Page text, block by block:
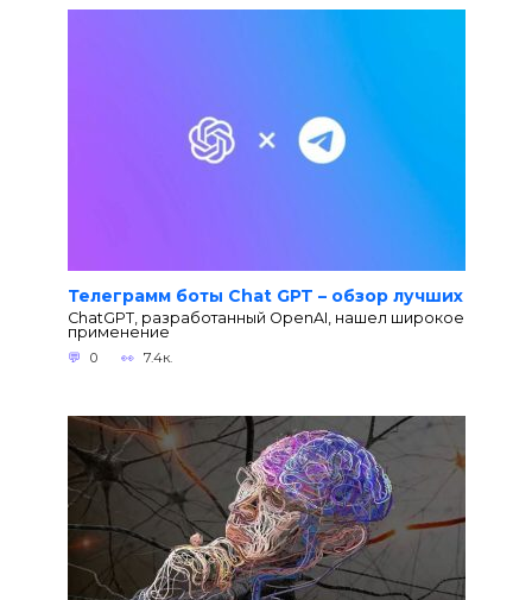
Телеграмм боты Chat GPT – обзор лучших
ChatGPT, разработанный OpenAI, нашел широкое
применение
0 7.4к.